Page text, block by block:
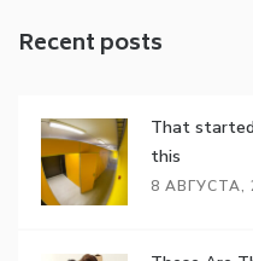
Recent posts
That
this
8 АВГУСТА,